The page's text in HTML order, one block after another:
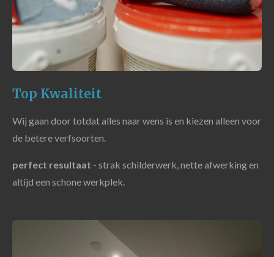
Top Kwaliteit
Wij gaan door totdat alles naar wens is en kiezen alleen voor
de betere verfsoorten.
perfect resultaat - strak schilderwerk, nette afwerking en
altijd een schone werkplek.